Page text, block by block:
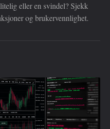
eller en svindel? Sjekk
og brukervennlighet.